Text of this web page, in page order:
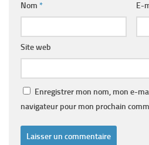
Nom * E-
Site web
Enregistrer mon nom, mon e-
navigateur pour mon prochain